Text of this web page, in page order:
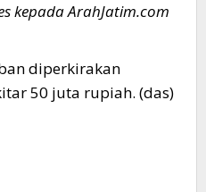
kepada ArahJatim.com
diperkirakan
50 juta rupiah. (das)